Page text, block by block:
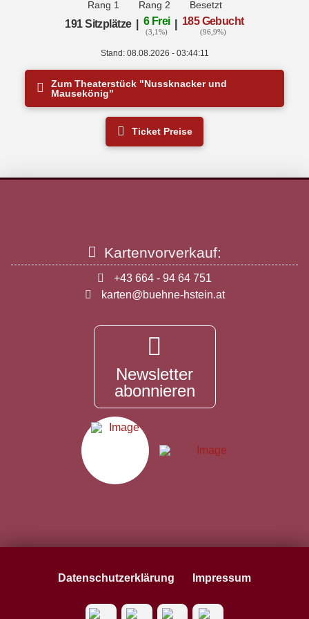
Rang 1 Rang 2 Besetzt
191 Sitzplätze | 6 Frei
(3,1%)
| 185 Gebucht
(96,9%)
Stand: 08.08.2026 - 03:44:11
Zum Theaterstück "Nussknacker und
Mausekönig"
Ticket Preise
Kartenvorverkauf:
+43 664 - 94 64 751
karten@buehne-hstein.at
Newsletter
abonnieren
Datenschutzerklärung Impressum